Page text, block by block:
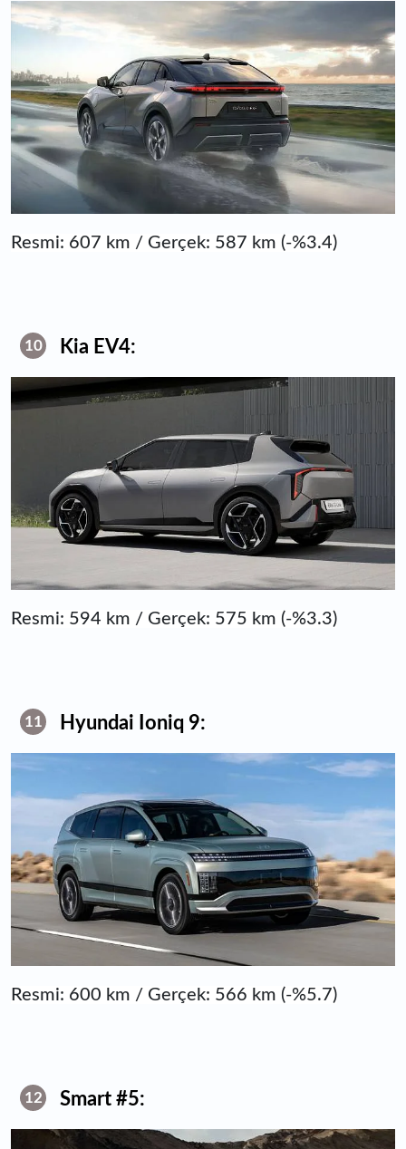
Resmi: 607 km / Gerçek: 587 km (-%3.4)
10 Kia EV4:
Resmi: 594 km / Gerçek: 575 km (-%3.3)
11 Hyundai Ioniq 9:
Resmi: 600 km / Gerçek: 566 km (-%5.7)
12 Smart #5: